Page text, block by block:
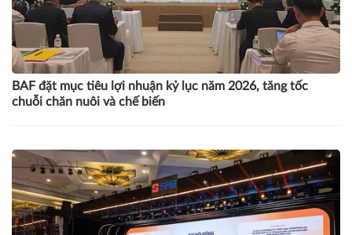
BAF đặt mục tiêu lợi nhuận kỷ lục năm 2026, tăng tốc
chuỗi chăn nuôi và chế biến